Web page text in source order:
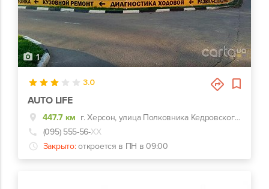
1
3.0
AUTO LIFE
447.7 км
г. Херсон, улица Полковника Кедровского, 5, 2 поворот слева после заезда с 200 лет, оранжевый забор
(095) 555-56-ХХ
Закрыто: откроется в ПН в 09:00